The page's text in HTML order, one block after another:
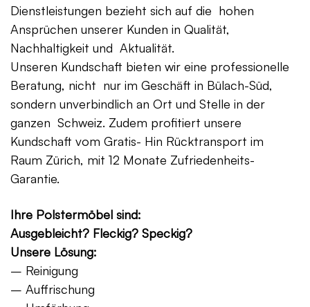
Dienstleistungen bezieht sich auf die hohen
Ansprüchen unserer Kunden in Qualität,
Nachhaltigkeit und Aktualität.
Unseren Kundschaft bieten wir eine professionelle
Beratung, nicht nur im Geschäft in Bülach-Süd,
sondern unverbindlich an Ort und Stelle in der
ganzen Schweiz. Zudem profitiert unsere
Kundschaft vom Gratis- Hin Rücktransport im
Raum Zürich, mit 12 Monate Zufriedenheits-
Garantie.
Ihre Polstermöbel sind:
Ausgebleicht? Fleckig? Speckig?
Unsere Lösung:
– Reinigung
– Auffrischung